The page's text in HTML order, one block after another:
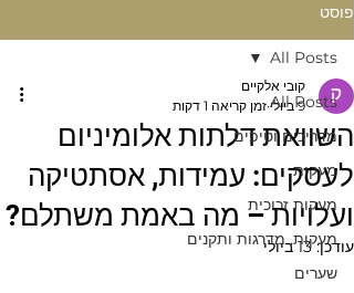
פוסט
All Posts
מדריכים וטיפים
מעקות
מעקות זכוכית
מעקות, מדרגות ותקנים
שערים
All Posts
השוואת דלתות אלומיניום
לעסקים: עמידות, אסתטיקה
ועלויות – מה באמת משתלם?
קובי אלקיים
9 ביולי
זמן קריאה 1 דקות
עודכן:13 ביולי